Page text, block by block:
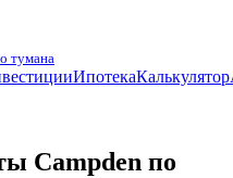
тумана
ИпотекаКалькулятор
Campden по